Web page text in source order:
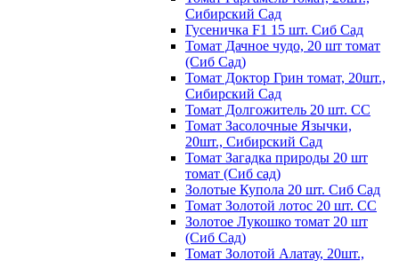
Сибирский Сад
Гусеничка F1 15 шт. Сиб Сад
Томат Дачное чудо, 20 шт томат
(Сиб Сад)
Томат Доктор Грин томат, 20шт.,
Сибирский Сад
Томат Долгожитель 20 шт. СС
Томат Засолочные Язычки,
20шт., Сибирский Сад
Томат Загадка природы 20 шт
томат (Сиб сад)
Золотые Купола 20 шт. Сиб Сад
Томат Золотой лотос 20 шт. СС
Золотое Лукошко томат 20 шт
(Сиб Сад)
Томат Золотой Алатау, 20шт.,